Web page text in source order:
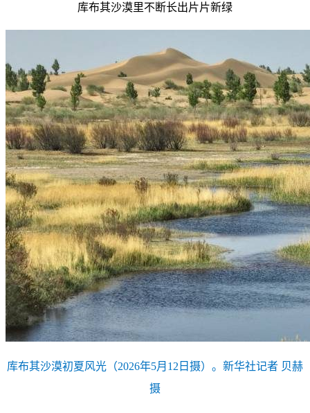
库布其沙漠里不断长出片片新绿
库布其沙漠初夏风光（2026年5月12日摄）。新华社记者 贝赫
摄